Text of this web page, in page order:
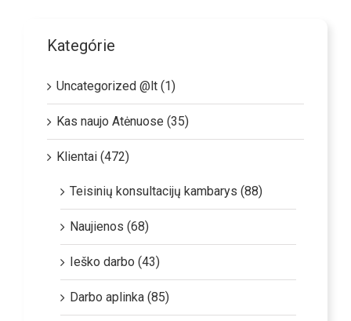
Kategórie
Uncategorized @lt (1)
Kas naujo Atėnuose (35)
Klientai (472)
Teisinių konsultacijų kambarys (88)
Naujienos (68)
Ieško darbo (43)
Darbo aplinka (85)